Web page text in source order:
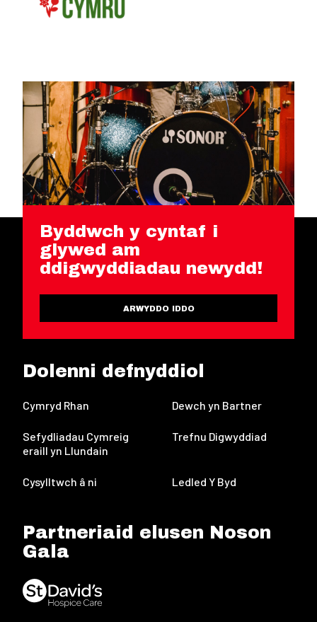
Byddwch y cyntaf i
glywed am
ddigwyddiadau newydd!
ARWYDDO IDDO
Dolenni defnyddiol
Cymryd Rhan Dewch yn Bartner
Sefydliadau Cymreig
eraill yn Llundain
Trefnu Digwyddiad
Cysylltwch â ni Ledled Y Byd
Partneriaid elusen Noson
Gala